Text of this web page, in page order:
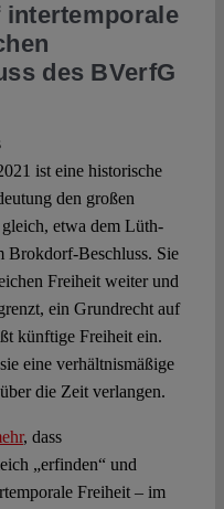
intertemporale
des BVerfG
ist eine historische
den großen
etwa dem Lüth-
Brokdorf-Beschluss. Sie
Freiheit weiter und
ein Grundrecht auf
künftige Freiheit ein.
eine verhältnismäßige
die Zeit verlangen.
, dass
„erfinden“ und
Freiheit – im